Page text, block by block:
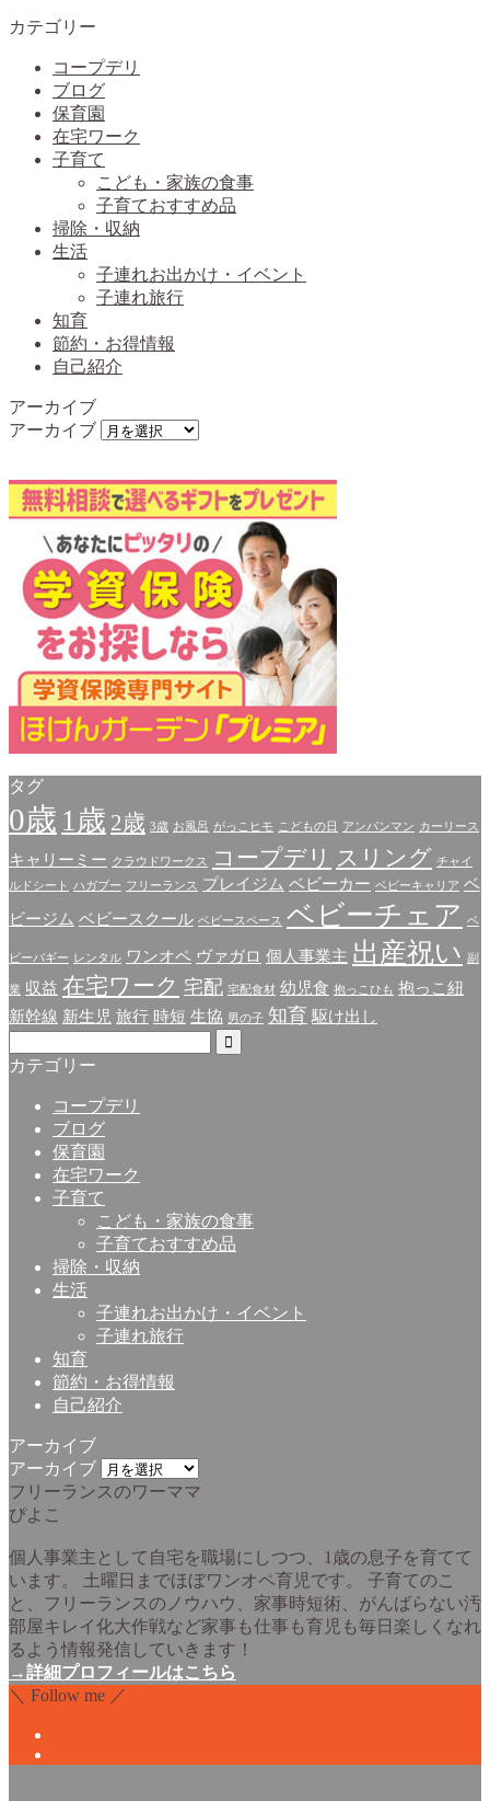
カテゴリー
コープデリ
ブログ
保育園
在宅ワーク
子育て
こども・家族の食事
子育ておすすめ品
掃除・収納
生活
子連れお出かけ・イベント
子連れ旅行
知育
節約・お得情報
自己紹介
アーカイブ
アーカイブ
タグ
0歳 1歳 2歳 3歳 お風呂 がっこヒモ こどもの日 アンパンマン カーリース
キャリーミー クラウドワークス コープデリ スリング チャイ
ルドシート
ハガブー フリーランス プレイジム ベビーカー ベビーキャリア ベ
ビージム ベビースクール ベビースペース ベビーチェア ベ
ビーバギー レンタル ワンオペ ヴァガロ 個人事業主 出産祝い 副
業 収益 在宅ワーク 宅配 宅配食材 幼児食 抱っこひも 抱っこ紐
新幹線 新生児 旅行 時短 生協 男の子 知育 駆け出し
カテゴリー
コープデリ
ブログ
保育園
在宅ワーク
子育て
こども・家族の食事
子育ておすすめ品
掃除・収納
生活
子連れお出かけ・イベント
子連れ旅行
知育
節約・お得情報
自己紹介
アーカイブ
アーカイブ
フリーランスのワーママ
ぴよこ
個人事業主として自宅を職場にしつつ、1歳の息子を育てて
います。 土曜日までほぼワンオペ育児です。 子育てのこ
と、フリーランスのノウハウ、家事時短術、がんばらない汚
部屋キレイ化大作戦など家事も仕事も育児も毎日楽しくなれ
るよう情報発信していきます！
→詳細プロフィールはこちら
＼ Follow me ／